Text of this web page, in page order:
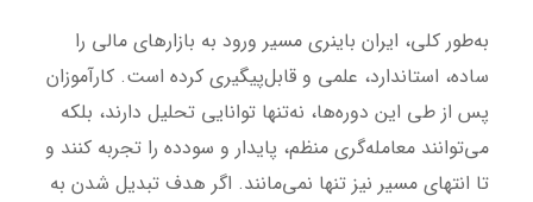
به‌طور کلی، ایران باینری مسیر ورود به بازارهای مالی را
ساده، استاندارد، علمی و قابل‌پیگیری کرده است. کارآموزان
پس از طی این دوره‌ها، نه‌تنها توانایی تحلیل دارند، بلکه
می‌توانند معامله‌گری منظم، پایدار و سودده را تجربه کنند و
تا انتهای مسیر نیز تنها نمی‌مانند. اگر هدف تبدیل شدن به